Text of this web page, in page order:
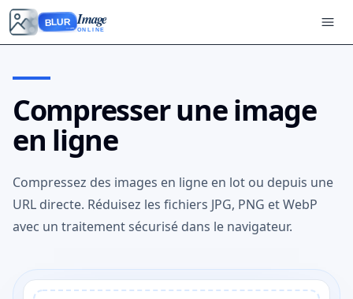
BLUR Image
ONLINE
Compresser une image
en ligne
Compressez des images en ligne en lot ou depuis une
URL directe. Réduisez les fichiers JPG, PNG et WebP
avec un traitement sécurisé dans le navigateur.